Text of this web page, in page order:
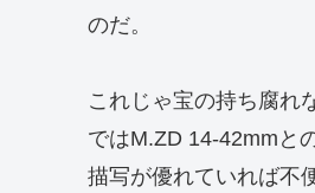
のだ。
これじゃ宝の持ち腐れ
ではM.ZD 14-42mmと
描写が優れていれば不